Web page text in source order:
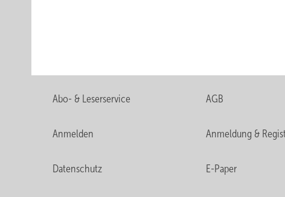
Abo- & Leserservice AGB
Anmelden Anmeldung &
Datenschutz E-Paper